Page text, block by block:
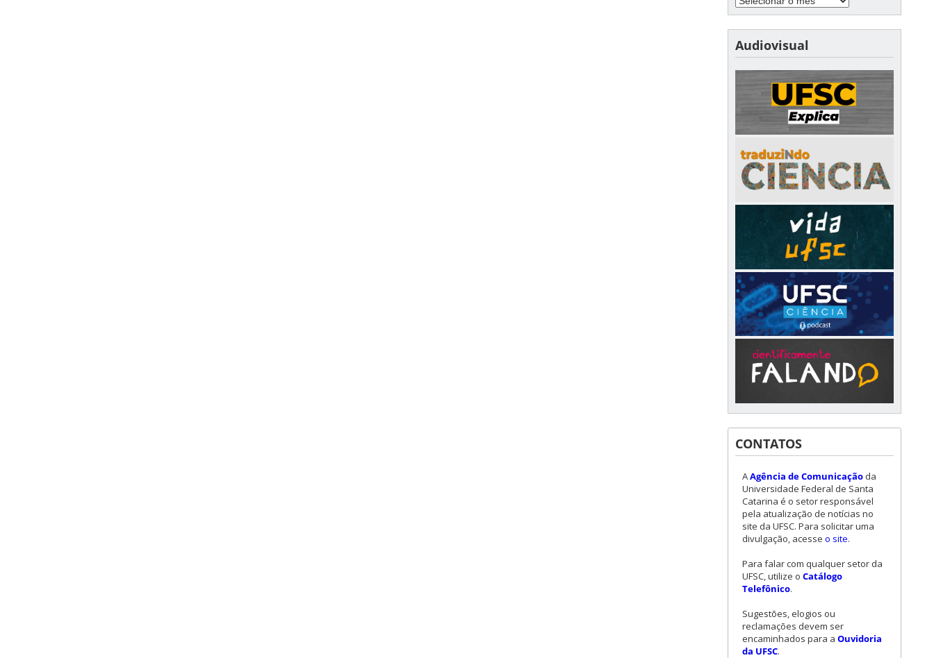
Audiovisual
CONTATOS
AAgência de Comunicação da
Universidade Federal de Santa
Catarina é o setor responsável
pela atualização de notícias no
site da UFSC. Para solicitar uma
divulgação, acesse o site.
Para falar com qualquer setor da
UFSC, utilize o Catálogo
Telefônico.
Sugestões, elogios ou
reclamações devem ser
encaminhados para a Ouvidoria
da UFSC.